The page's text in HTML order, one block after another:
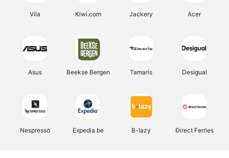
Vila Kiwi.com Jackery Acer
Asus Beekse Bergen Tamaris Desigual
Nespresso Expedia.be B-lazy Direct Ferries